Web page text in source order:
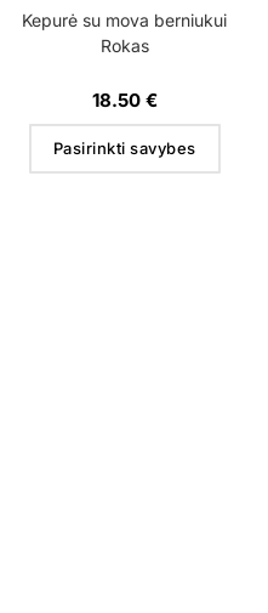
Kepurė su mova berniukui
Rokas
18.50 €
Pasirinkti savybes